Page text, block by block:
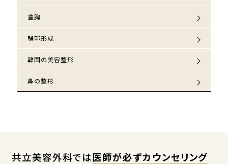
豊胸
輪郭形成
韓国の美容整形
鼻の整形
共立美容外科では医師が必ずカウンセリング